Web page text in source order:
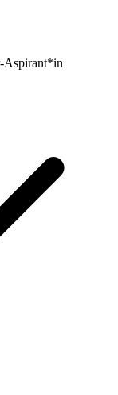
Aspirant*in